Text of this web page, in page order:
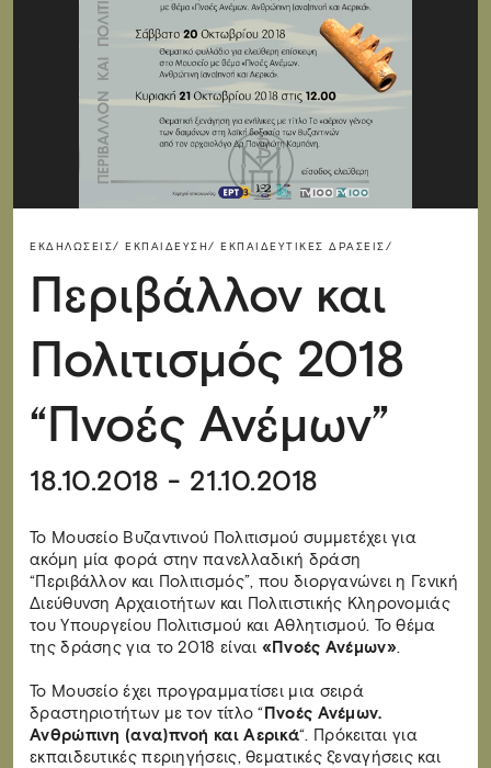
ΕΚΔΗΛΏΣΕΙΣ/ ΕΚΠΑΊΔΕΥΣΗ/ ΕΚΠΑΙΔΕΥΤΙΚΈΣ ΔΡΆΣΕΙΣ/
Περιβάλλον και
Πολιτισμός 2018
“Πνοές Ανέμων”
18.10.2018 - 21.10.2018
To Μουσείο Βυζαντινού Πολιτισμού συμμετέχει για
ακόμη μία φορά στην πανελλαδική δράση
“Περιβάλλον και Πολιτισμός”, που διοργανώνει η Γενική
Διεύθυνση Αρχαιοτήτων και Πολιτιστικής Κληρονομιάς
του Υπουργείου Πολιτισμού και Αθλητισμού. Το θέμα
της δράσης για το 2018 είναι «Πνοές Ανέμων».
Το Μουσείο έχει προγραμματίσει μια σειρά
δραστηριοτήτων με τον τίτλο “Πνοές Ανέμων.
Ανθρώπινη (ανα)πνοή και Αερικά“. Πρόκειται για
εκπαιδευτικές περιηγήσεις, θεματικές ξεναγήσεις και